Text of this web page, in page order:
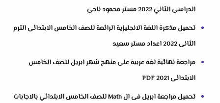
الدراسى الثاني 2022 مستر محمود ناجى
تحميل مذكرة اللغة الانجليزية الرائعة للصف الخامس الابتدائى الترم
الثانى 2022 اعداد مستر سعيد
مراجعة نهائية لغة عربية على منهج شهر ابريل للصف الخامس
الابتدائى 2021 PDF
تحميل مراجعة ابريل فى ال Math للصف الخامس الابتدائي بالاجابات